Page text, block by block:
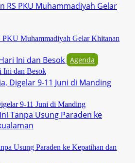
Muhammadiyah Gelar Khitanan
Agenda
Ini dan Besok
9-11 Juni di Manding
Usung Paraden ke Kepatihan dan